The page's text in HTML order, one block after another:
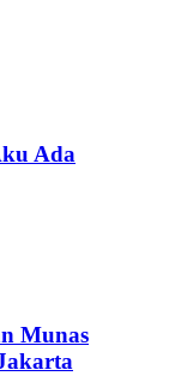
Ada
Munas